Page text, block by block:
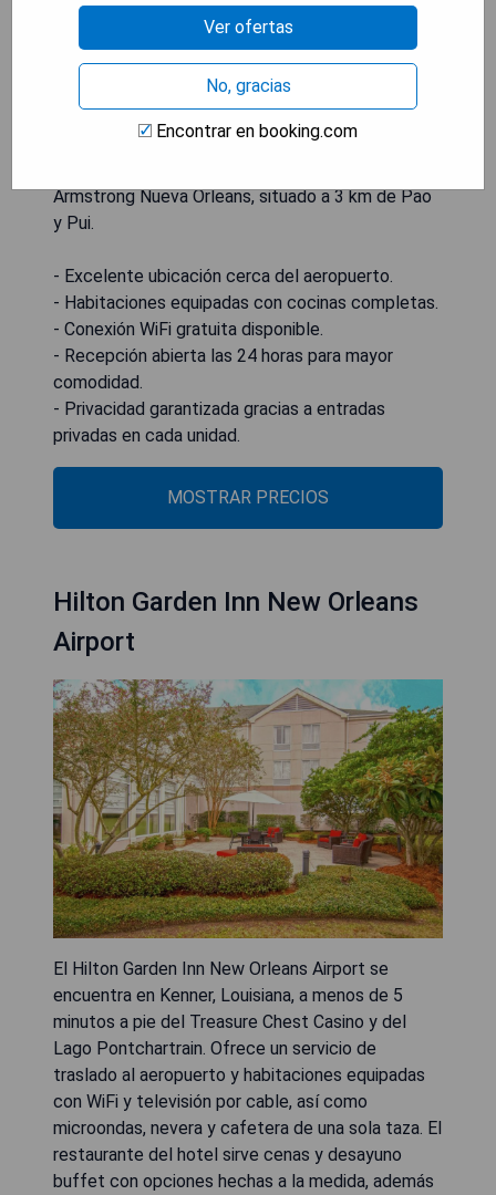
streaming y baño privado con bidet y secador de
pelo. En el complejo de apartamentos, todas las
unidades incluyen sábanas y toallas. El Centro de
Convenciones Pontchartrain se encuentra a 6.8
km del apartamento, mientras que el Treasure
Chest Casino está a 7 km. El aeropuerto más
Armstrong Nueva Orleans, situado a 3 km de Pao
y Pui.
- Excelente ubicación cerca del aeropuerto.
- Habitaciones equipadas con cocinas completas.
- Conexión WiFi gratuita disponible.
- Recepción abierta las 24 horas para mayor
comodidad.
- Privacidad garantizada gracias a entradas
privadas en cada unidad.
MOSTRAR PRECIOS
Hilton Garden Inn New Orleans
Airport
El Hilton Garden Inn New Orleans Airport se
encuentra en Kenner, Louisiana, a menos de 5
minutos a pie del Treasure Chest Casino y del
Lago Pontchartrain. Ofrece un servicio de
traslado al aeropuerto y habitaciones equipadas
con WiFi y televisión por cable, así como
microondas, nevera y cafetera de una sola taza. El
restaurante del hotel sirve cenas y desayuno
buffet con opciones hechas a la medida, además
Ver ofertas
No, gracias
Encontrar en booking.com